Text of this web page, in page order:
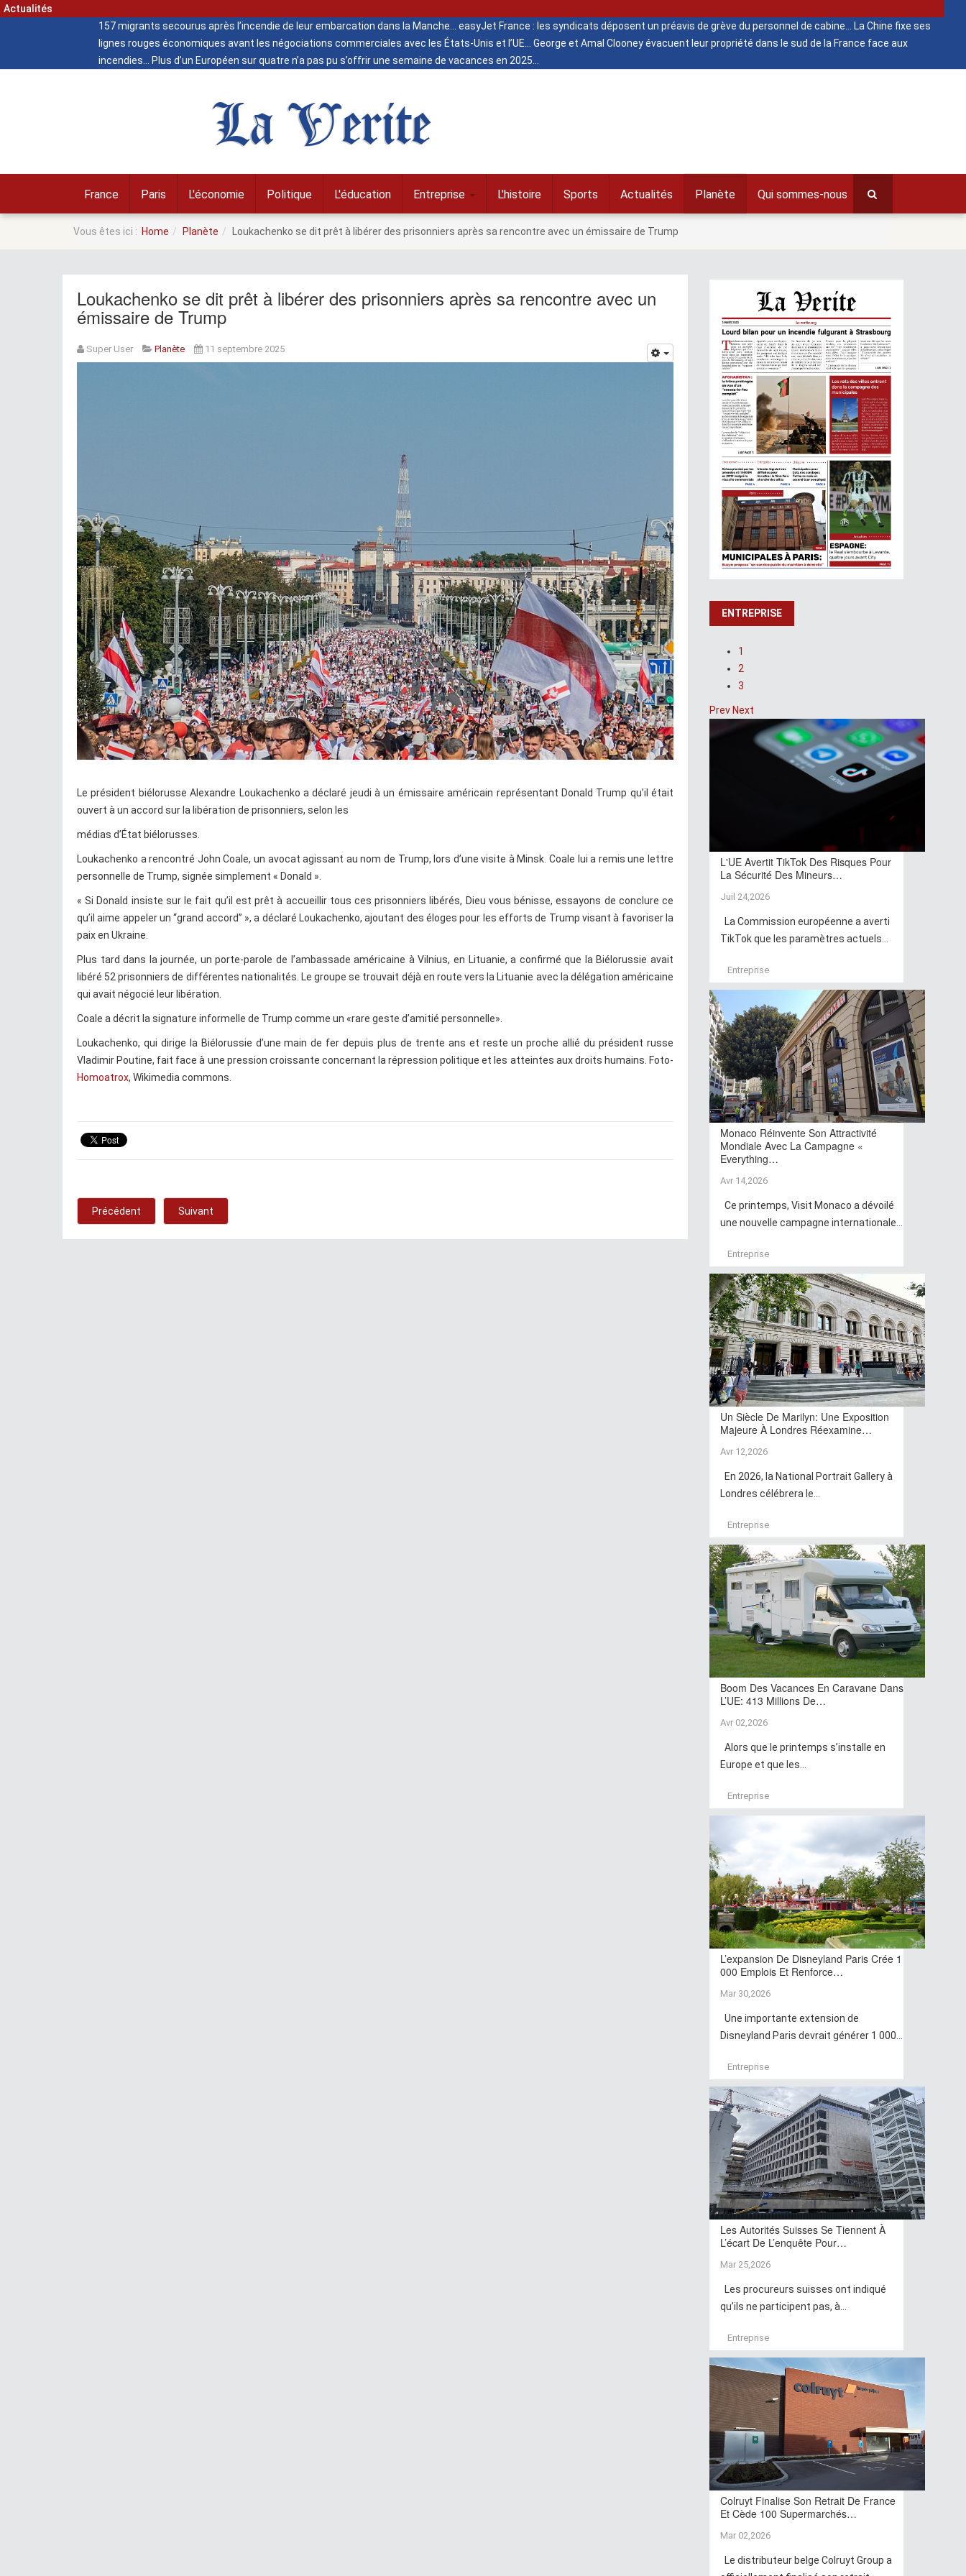
Actualités
157 migrants secourus après l’incendie de leur embarcation dans la Manche
easyJet France : les syndicats déposent un préavis de grève du personnel de cabine
La Chine fixe ses
lignes rouges économiques avant les négociations commerciales avec les États-Unis et l’UE
George et Amal Clooney évacuent leur propriété dans le sud de la France face aux
incendies
Plus d’un Européen sur quatre n’a pas pu s’offrir une semaine de vacances en 2025
La Verite
France Paris L'économie Politique L'éducation Entreprise L'histoire Sports Actualités Planète Qui sommes-nous
Vous êtes ici : Home Planète Loukachenko se dit prêt à libérer des prisonniers après sa rencontre avec un émissaire de Trump
Loukachenko se dit prêt à libérer des prisonniers après sa rencontre avec un
émissaire de Trump
Super User Planète 11 septembre 2025
Le président biélorusse Alexandre Loukachenko a déclaré jeudi à un émissaire américain représentant Donald Trump qu’il était
ouvert à un accord sur la libération de prisonniers, selon les
médias d’État biélorusses.
Loukachenko a rencontré John Coale, un avocat agissant au nom de Trump, lors d’une visite à Minsk. Coale lui a remis une lettre
personnelle de Trump, signée simplement « Donald ».
« Si Donald insiste sur le fait qu’il est prêt à accueillir tous ces prisonniers libérés, Dieu vous bénisse, essayons de conclure ce
qu’il aime appeler un “grand accord” », a déclaré Loukachenko, ajoutant des éloges pour les efforts de Trump visant à favoriser la
paix en Ukraine.
Plus tard dans la journée, un porte-parole de l’ambassade américaine à Vilnius, en Lituanie, a confirmé que la Biélorussie avait
libéré 52 prisonniers de différentes nationalités. Le groupe se trouvait déjà en route vers la Lituanie avec la délégation américaine
qui avait négocié leur libération.
Coale a décrit la signature informelle de Trump comme un «rare geste d’amitié personnelle».
Loukachenko, qui dirige la Biélorussie d’une main de fer depuis plus de trente ans et reste un proche allié du président russe
Vladimir Poutine, fait face à une pression croissante concernant la répression politique et les atteintes aux droits humains. Foto-
Homoatrox, Wikimedia commons.
Précédent Suivant
ENTREPRISE
1
2
3
Prev Next
L'UE Avertit TikTok Des Risques Pour
La Sécurité Des Mineurs…
Juil 24,2026
La Commission européenne a averti
TikTok que les paramètres actuels...
Entreprise
Monaco Réinvente Son Attractivité
Mondiale Avec La Campagne «
Everything…
Avr 14,2026
Ce printemps, Visit Monaco a dévoilé
une nouvelle campagne internationale...
Entreprise
Un Siècle De Marilyn: Une Exposition
Majeure À Londres Réexamine…
Avr 12,2026
En 2026, la National Portrait Gallery à
Londres célébrera le...
Entreprise
Boom Des Vacances En Caravane Dans
L’UE: 413 Millions De…
Avr 02,2026
Alors que le printemps s’installe en
Europe et que les...
Entreprise
L’expansion De Disneyland Paris Crée 1
000 Emplois Et Renforce…
Mar 30,2026
Une importante extension de
Disneyland Paris devrait générer 1 000...
Entreprise
Les Autorités Suisses Se Tiennent À
L’écart De L’enquête Pour…
Mar 25,2026
Les procureurs suisses ont indiqué
qu’ils ne participent pas, à...
Entreprise
Colruyt Finalise Son Retrait De France
Et Cède 100 Supermarchés…
Mar 02,2026
Le distributeur belge Colruyt Group a